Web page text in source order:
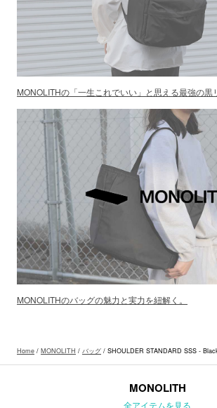
MONOLITHの「一生これでいい」と思える最強の黒
MONOLITHのバッグの魅力と実力を紐解く。
Home / MONOLITH / バッグ / SHOULDER STANDARD SSS -
MONOLITH
全アイテムを見る